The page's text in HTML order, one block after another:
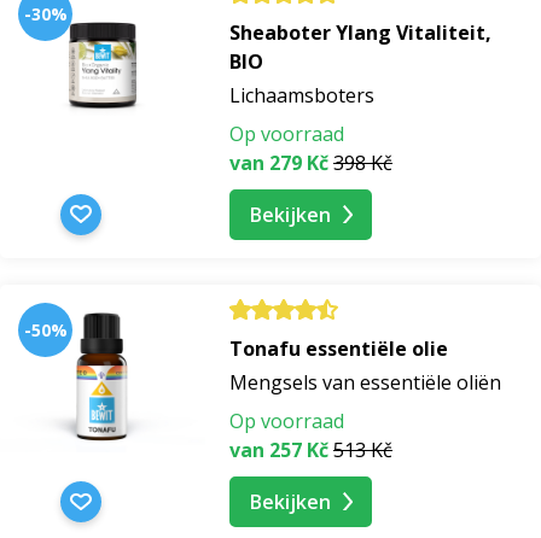
-30%
Sheaboter Ylang Vitaliteit,
BIO
Lichaamsboters
Op voorraad
van 279 Kč398 Kč
Bekijken
-50%
Tonafu essentiële olie
Mengsels van essentiële oliën
Op voorraad
van 257 Kč513 Kč
Bekijken